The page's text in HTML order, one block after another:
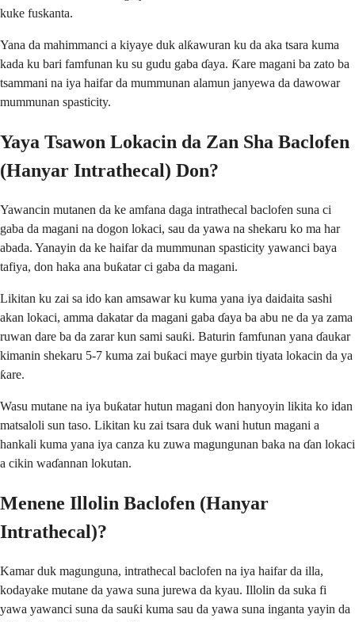
kuke fuskanta.
Yana da mahimmanci a kiyaye duk alƙawuran ku da aka tsara kuma
kada ku bari famfunan ku su gudu gaba ɗaya. Ƙare magani ba zato ba
tsammani na iya haifar da mummunan alamun janyewa da dawowar
mummunan spasticity.
Yaya Tsawon Lokacin da Zan Sha Baclofen
(Hanyar Intrathecal) Don?
Yawancin mutanen da ke amfana daga intrathecal baclofen suna ci
gaba da magani na dogon lokaci, sau da yawa na shekaru ko ma har
abada. Yanayin da ke haifar da mummunan spasticity yawanci baya
tafiya, don haka ana buƙatar ci gaba da magani.
Likitan ku zai sa ido kan amsawar ku kuma yana iya daidaita sashi
akan lokaci, amma dakatar da magani gaba ɗaya ba abu ne da ya zama
ruwan dare ba da zarar kun sami sauƙi. Baturin famfunan yana ɗaukar
kimanin shekaru 5-7 kuma zai buƙaci maye gurbin tiyata lokacin da ya
ƙare.
Wasu mutane na iya buƙatar hutun magani don hanyoyin likita ko idan
matsaloli sun taso. Likitan ku zai tsara duk wani hutun magani a
hankali kuma yana iya canza ku zuwa magungunan baka na ɗan lokaci
a cikin waɗannan lokutan.
Menene Illolin Baclofen (Hanyar
Intrathecal)?
Kamar duk magunguna, intrathecal baclofen na iya haifar da illa,
kodayake mutane da yawa suna jurewa da kyau. Illolin da suka fi
yawa yawanci suna da sauƙi kuma sau da yawa suna inganta yayin da